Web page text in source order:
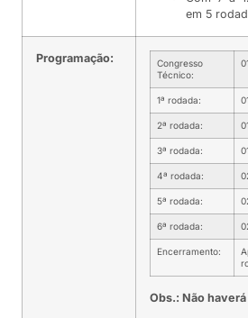
em 5
Programação:
Congresso
Técnico:
1ª rodada:
2ª rodada:
3ª rodada:
4ª rodada:
5ª rodada:
6ª rodada:
Encerramento:
Obs.: Não